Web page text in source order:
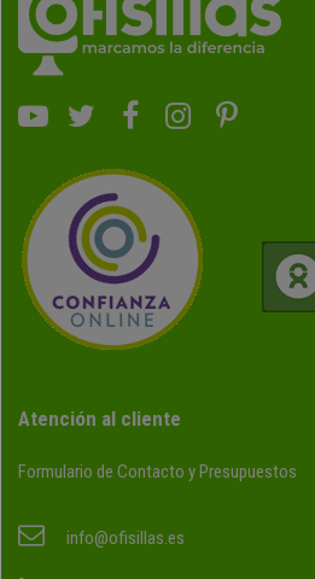
Atención al cliente
Formulario de Contacto y Presupuestos
info@ofisillas.es